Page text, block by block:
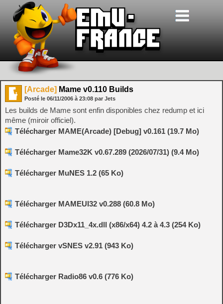
[Arcade] Mame v0.110 Builds
Posté le 06/11/2006 à 23:08 par Jets
Les builds de Mame sont enfin disponibles chez redump et ici
même (miroir officiel).
Télécharger MAME(Arcade) [Debug] v0.161 (19.7 Mo)
Télécharger Mame32K v0.67.289 (2026/07/31) (9.4 Mo)
Télécharger MuNES 1.2 (65 Ko)
Télécharger MAMEUI32 v0.288 (60.8 Mo)
Télécharger D3Dx11_4x.dll (x86/x64) 4.2 à 4.3 (254 Ko)
Télécharger vSNES v2.91 (943 Ko)
Télécharger Radio86 v0.6 (776 Ko)